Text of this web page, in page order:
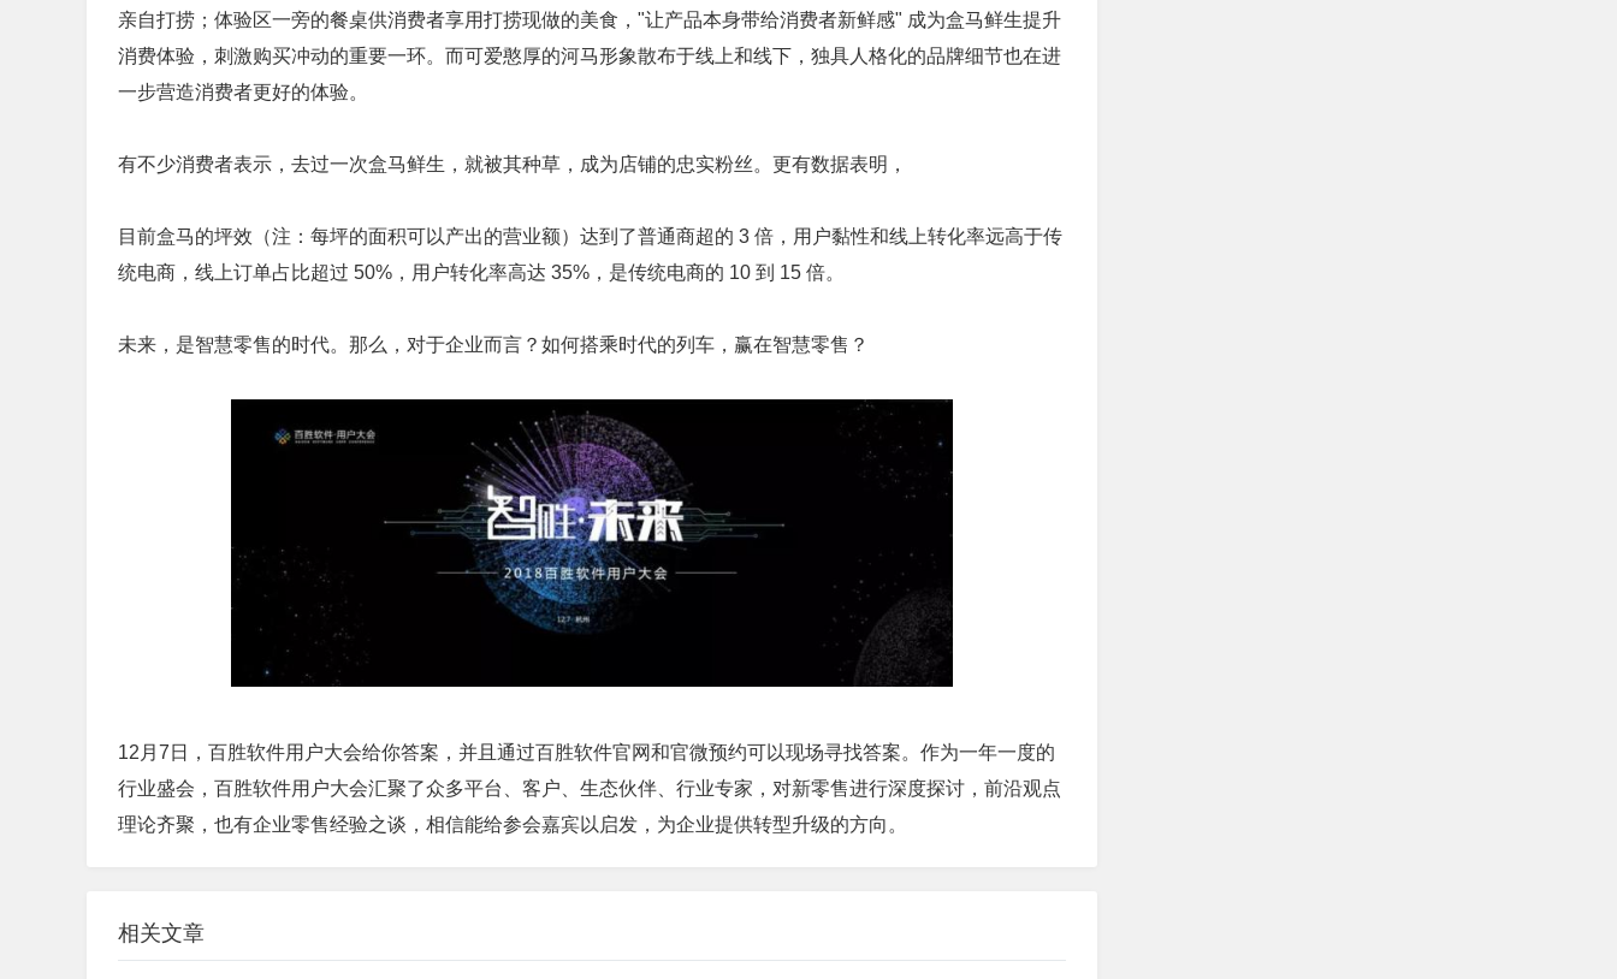
亲自打捞；体验区一旁的餐桌供消费者享用打捞现做的美食，"让产品本身带给消费者新鲜感" 成为盒马鲜生提升
消费体验，刺激购买冲动的重要一环。而可爱憨厚的河马形象散布于线上和线下，独具人格化的品牌细节也在进
一步营造消费者更好的体验。
有不少消费者表示，去过一次盒马鲜生，就被其种草，成为店铺的忠实粉丝。更有数据表明，
目前盒马的坪效（注：每坪的面积可以产出的营业额）达到了普通商超的 3 倍，用户黏性和线上转化率远高于传
统电商，线上订单占比超过 50%，用户转化率高达 35%，是传统电商的 10 到 15 倍。
未来，是智慧零售的时代。那么，对于企业而言？如何搭乘时代的列车，赢在智慧零售？
12月7日，百胜软件用户大会给你答案，并且通过百胜软件官网和官微预约可以现场寻找答案。作为一年一度的
行业盛会，百胜软件用户大会汇聚了众多平台、客户、生态伙伴、行业专家，对新零售进行深度探讨，前沿观点
理论齐聚，也有企业零售经验之谈，相信能给参会嘉宾以启发，为企业提供转型升级的方向。
相关文章